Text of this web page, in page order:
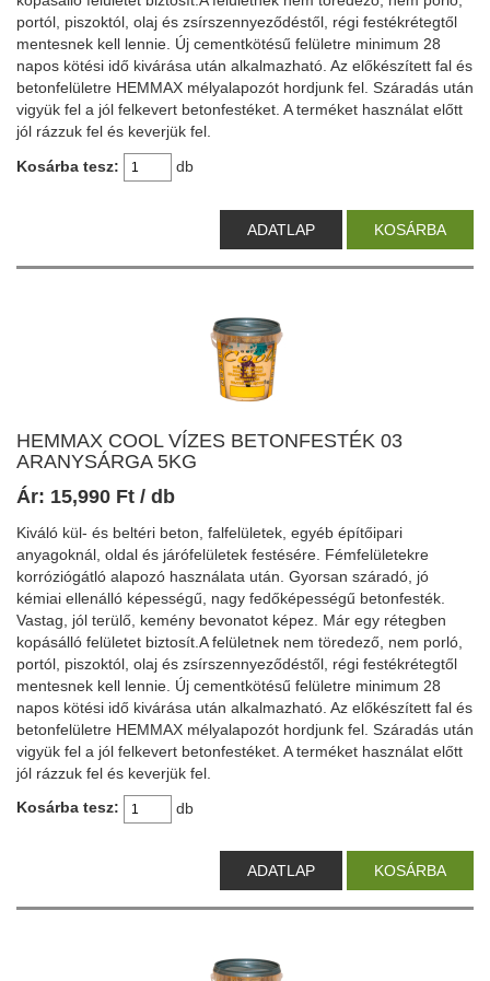
portól, piszoktól, olaj és zsírszennyeződéstől, régi festékrétegtől
mentesnek kell lennie. Új cementkötésű felületre minimum 28
napos kötési idő kivárása után alkalmazható. Az előkészített fal és
betonfelületre HEMMAX mélyalapozót hordjunk fel. Száradás után
vigyük fel a jól felkevert betonfestéket. A terméket használat előtt
jól rázzuk fel és keverjük fel.
Kosárba tesz:
db
ADATLAP KOSÁRBA
HEMMAX COOL VÍZES BETONFESTÉK 03
ARANYSÁRGA 5KG
Ár: 15,990 Ft / db
Kiváló kül- és beltéri beton, falfelületek, egyéb építőipari
anyagoknál, oldal és járófelületek festésére. Fémfelületekre
korróziógátló alapozó használata után. Gyorsan száradó, jó
kémiai ellenálló képességű, nagy fedőképességű betonfesték.
Vastag, jól terülő, kemény bevonatot képez. Már egy rétegben
kopásálló felületet biztosít.A felületnek nem töredező, nem porló,
portól, piszoktól, olaj és zsírszennyeződéstől, régi festékrétegtől
mentesnek kell lennie. Új cementkötésű felületre minimum 28
napos kötési idő kivárása után alkalmazható. Az előkészített fal és
betonfelületre HEMMAX mélyalapozót hordjunk fel. Száradás után
vigyük fel a jól felkevert betonfestéket. A terméket használat előtt
jól rázzuk fel és keverjük fel.
Kosárba tesz:
db
ADATLAP KOSÁRBA